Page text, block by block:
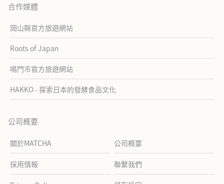
合作媒體
岡山縣官方旅遊網站
Roots of Japan
鳴門市官方旅遊網站
HAKKO - 探索日本的發酵食品文化
公司概要
關於MATCHA 公司概要
採用情報 聯繫我們